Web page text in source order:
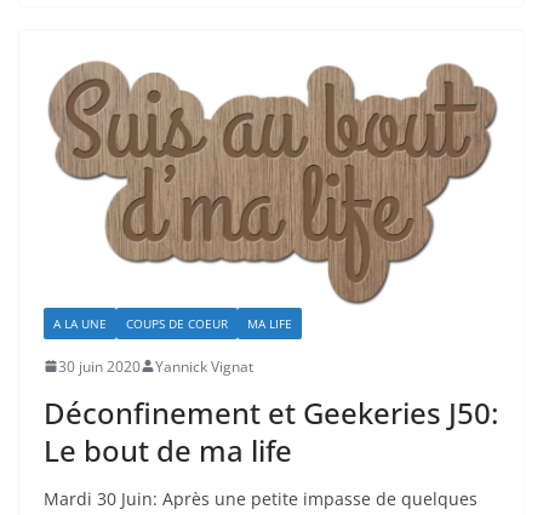
A LA UNE COUPS DE COEUR MA LIFE
30 juin 2020 Yannick Vignat
Déconfinement et Geekeries J50:
Le bout de ma life
Mardi 30 Juin: Après une petite impasse de quelques